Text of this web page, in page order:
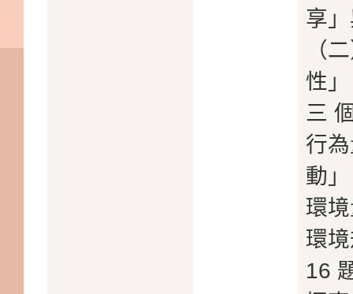
享
（
性
三
行
動
環
環
16